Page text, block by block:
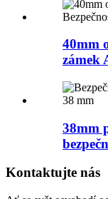
40mm
zámek
38mm
Kontaktujte nás